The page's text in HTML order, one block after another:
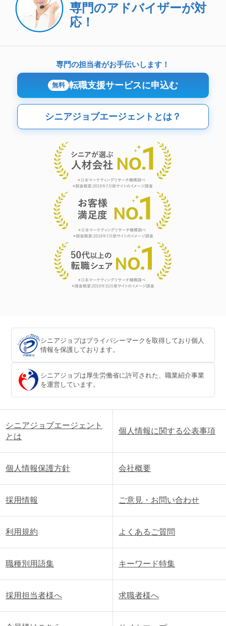
専門のアドバイザーが対
応！
専門の担当者がお手伝いします！
無料 転職支援サービスに申込む
シニアジョブエージェントとは？
シニアジョブはプライバシーマークを取得しており個人
情報を保護しております。
シニアジョブは厚生労働省に許可された、職業紹介事業
を運営しています。
シニアジョブエージェント
とは
個人情報に関する公表事項
個人情報保護方針 会社概要
採用情報 ご意見・お問い合わせ
利用規約 よくあるご質問
職種別用語集 キーワード特集
採用担当者様へ 求職者様へ